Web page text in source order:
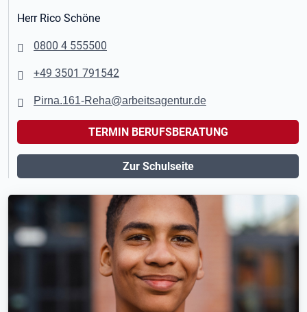
Herr Rico Schöne
0800 4 555500
+49 3501 791 542
Pirna.161-Reha@arbeitsagentur.de
TERMIN BERUFSBERATUNG
Zur Schulseite